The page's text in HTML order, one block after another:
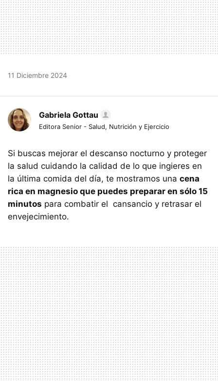
11 Diciembre 2024
Gabriela Gottau
Editora Senior - Salud, Nutrición y Ejercicio
Si buscas mejorar el descanso nocturno y proteger
la salud cuidando la calidad de lo que ingieres en
la última comida del día, te mostramos una cena
rica en magnesio que puedes preparar en sólo 15
minutos para combatir el cansancio y retrasar el
envejecimiento.